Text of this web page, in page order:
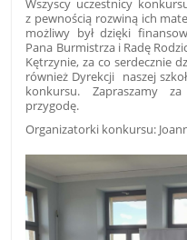
Wszyscy uczestnicy
z pewnością rozwiną ich
możliwy był dzięki
Pana Burmistrza i Radę
Kętrzynie, za co serdecznie
również Dyrekcji naszej
konkursu. Zapraszamy
przygodę.
Organizatorki konkursu: